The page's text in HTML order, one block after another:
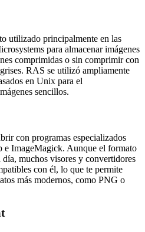
utilizado principalmente en las
para almacenar imágenes
comprimidas o sin comprimir con
RAS se utilizó ampliamente
en Unix para el
sencillos.
con programas especializados
e ImageMagick. Aunque el formato
muchos visores y convertidores
con él, lo que te permite
más modernos, como PNG o